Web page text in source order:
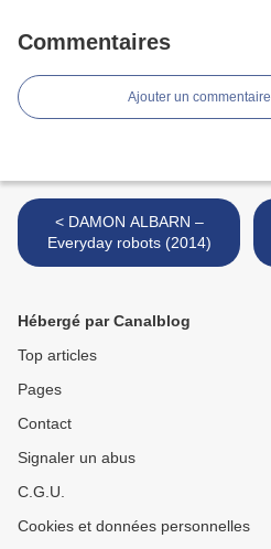
Commentaires
Ajouter un commentaire
< DAMON ALBARN –
Everyday robots (2014)
Hébergé par Canalblog
Top articles
Pages
Contact
Signaler un abus
C.G.U.
Cookies et données personnelles